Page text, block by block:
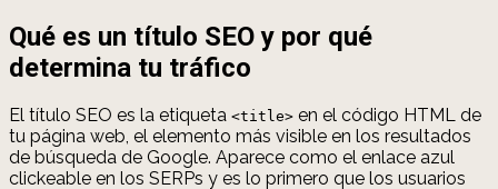
Qué es un título SEO y por qué
determina tu tráfico
El título SEO es la etiqueta <title> en el código HTML de
tu página web, el elemento más visible en los resultados
de búsqueda de Google. Aparece como el enlace azul
clickeable en los SERPs y es lo primero que los usuarios